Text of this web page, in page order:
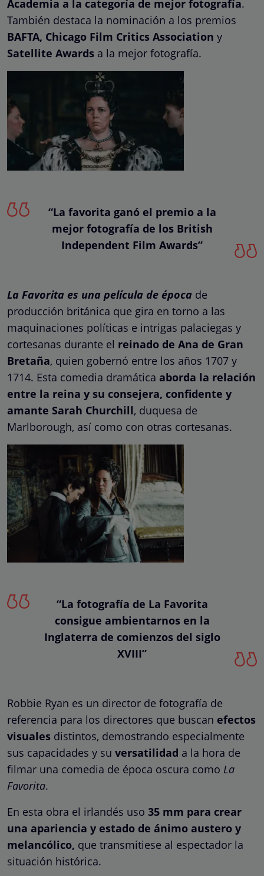
Academia a la categoría de mejor fotografía.
También destaca la nominación a los premios
BAFTA, Chicago Film Critics Association y
Satellite Awards a la mejor fotografía.
“La favorita ganó el premio a la
mejor fotografía de los British
Independent Film Awards”
La Favorita es una película de época de
producción británica que gira en torno a las
maquinaciones políticas e intrigas palaciegas y
cortesanas durante el reinado de Ana de Gran
Bretaña, quien gobernó entre los años 1707 y
1714. Esta comedia dramática aborda la relación
entre la reina y su consejera, confidente y
amante Sarah Churchill, duquesa de
Marlborough, así como con otras cortesanas.
“La fotografía de La Favorita
consigue ambientarnos en la
Inglaterra de comienzos del siglo
XVIII”
Robbie Ryan es un director de fotografía de
referencia para los directores que buscan efectos
visuales distintos, demostrando especialmente
sus capacidades y su versatilidad a la hora de
filmar una comedia de época oscura como La
Favorita.
En esta obra el irlandés uso 35 mm para crear
una apariencia y estado de ánimo austero y
melancólico, que transmitiese al espectador la
situación histórica.